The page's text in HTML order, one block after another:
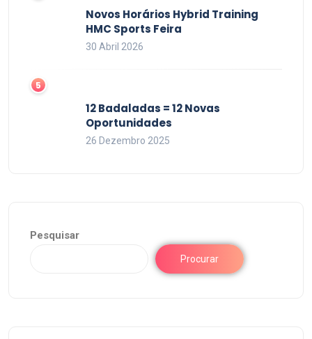
Novos Horários Hybrid Training
HMC Sports Feira
30 Abril 2026
12 Badaladas = 12 Novas
Oportunidades
26 Dezembro 2025
Pesquisar
Procurar